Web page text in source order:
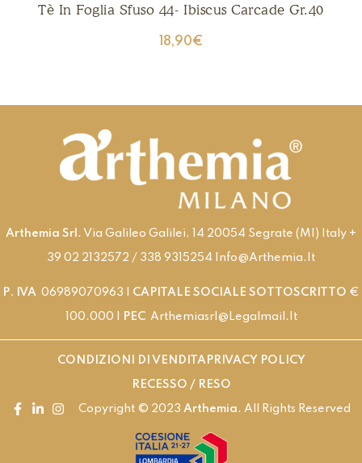
Tè In Foglia Sfuso 44- Ibiscus Carcade Gr.40
18,90€
Arthemia Srl . Via Galileo Galilei, 14 20054 Segrate (MI) Italy +
39 02 2132572 / 338 9315254 Info@arthemia.it
P. IVA 06989070963 | CAPITALE SOCIALE SOTTOSCRITTO €
100.000 | PEC Arthemiasrl@legalmail.it
CONDIZIONI DI VENDITAPRIVACY POLICY
RECESSO / RESO
Copyright © 2023 Arthemia. All Rights Reserved